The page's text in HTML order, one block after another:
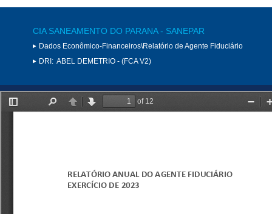
CIA SANEAMENTO DO PARANA - SANEPAR
Dados Econômico-Financeiros\Relatório de Agente Fiduciário
DRI: ABEL DEMETRIO - (FCA V2)